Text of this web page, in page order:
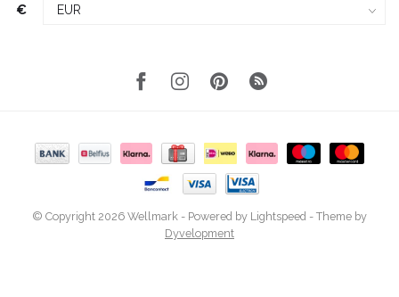
€
© Copyright 2026 Wellmark - Powered by Lightspeed - Theme by
Dyvelopment